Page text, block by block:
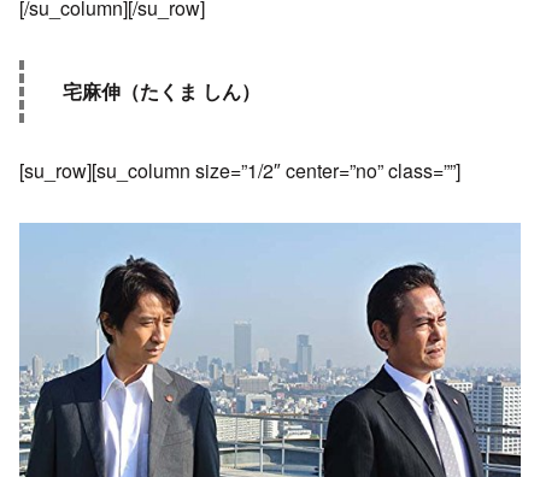
[/su_column][/su_row]
宅麻伸（たくま しん）
[su_row][su_column size=”1/2″ center=”no” class=””]